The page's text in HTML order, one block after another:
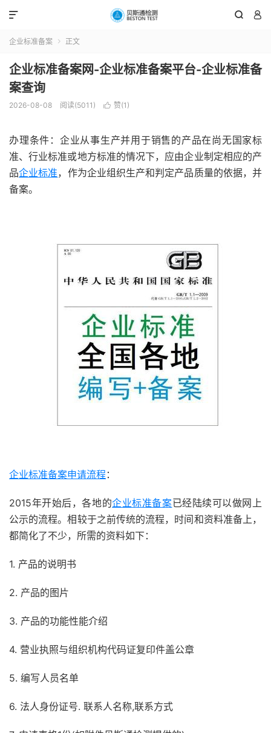
 

企业标准备案  正文
企业标准备案网-企业标准备案平台-企业标准备
案查询
2026-08-08 阅读(5011)  赞(1 )
办理条件：企业从事生产并用于销售的产品在尚无国家标
准、行业标准或地方标准的情况下，应由企业制定相应的产
品企业标准，作为企业组织生产和判定产品质量的依据，并
备案。
企业标准备案申请流程 ：
2015年开始后，各地的企业标准备案已经陆续可以做网上
公示的流程。相较于之前传统的流程，时间和资料准备上，
都简化了不少，所需的资料如下：
1. 产品的说明书
2. 产品的图片
3. 产品的功能性能介绍
4. 营业执照与组织机构代码证复印件盖公章
5. 编写人员名单
6. 法人身份证号. 联系人名称,联系方式